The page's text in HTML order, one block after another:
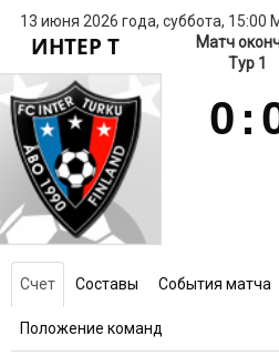
13 июня 2026 года, суббота, 15:00
ИНТЕР Т
Матч
Тур 1
0 :
Счет Составы События матча
Положение команд